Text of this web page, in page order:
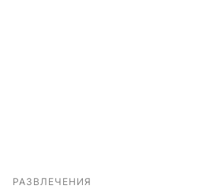
РАЗВЛЕЧЕНИЯ